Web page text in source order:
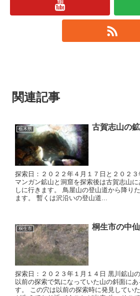
関連記事
栃木県 古賀志山の
探索日：２０２２年４月１７日と２０２
マンガン鉱山と洞窟を探索後は古賀志山
しに行きます。 鳥屋山の登山道から降り
ます。 暫くは沢沿いの登山道...
桐生市 桐生市の中
探索日：２０２３年１月１４日 黒川鉱山
以前の探索で気になっていた山の斜面に
す。 この穴は以前の探索時に発見してい